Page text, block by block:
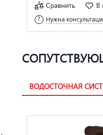
Сравнить В
Нужна
ВОДОСТОЧНАЯ